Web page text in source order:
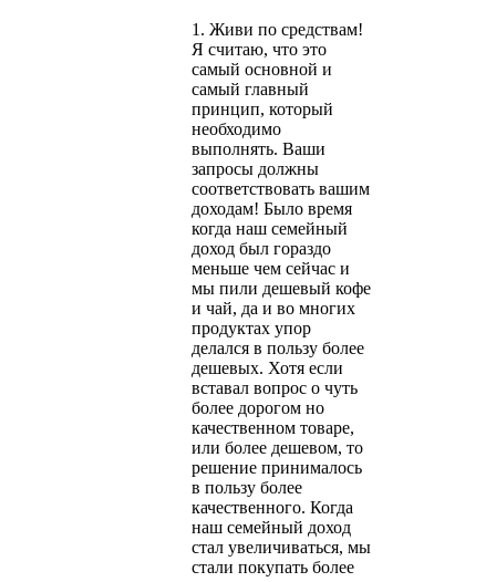
1. Живи по средствам!
Я считаю, что это
самый основной и
самый главный
принцип, который
необходимо
выполнять. Ваши
запросы должны
соответствовать вашим
доходам! Было время
когда наш семейный
доход был гораздо
меньше чем сейчас и
мы пили дешевый кофе
и чай, да и во многих
продуктах упор
делался в пользу более
дешевых. Хотя если
вставал вопрос о чуть
более дорогом но
качественном товаре,
или более дешевом, то
решение принималось
в пользу более
качественного. Когда
наш семейный доход
стал увеличиваться, мы
стали покупать более